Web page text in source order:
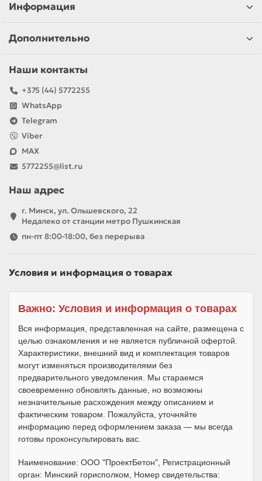
Информация
Дополнительно
Наши контакты
+375 (44) 5772255
WhatsApp
Telegram
Viber
MAX
5772255@list.ru
Наш адрес
г. Минск, ул. Ольшевского, 22
Недалеко от станции метро Пушкинская
пн-пт 8:00-18:00, без перерыва
Условия и информация о товарах
Важно: Условия и информация о товарах
Вся информация, представленная на сайте, размещена с
целью ознакомления и не является публичной офертой.
Характеристики, внешний вид и комплектация товаров
могут изменяться производителями без
предварительного уведомления. Мы стараемся
своевременно обновлять данные, но возможны
незначительные расхождения между описанием и
фактическим товаром. Пожалуйста, уточняйте
информацию перед оформлением заказа — мы всегда
готовы проконсультировать вас.
Наименование: ООО "ПроектБетон", Регистрационный
орган: Минский горисполком, Номер свидетельства: